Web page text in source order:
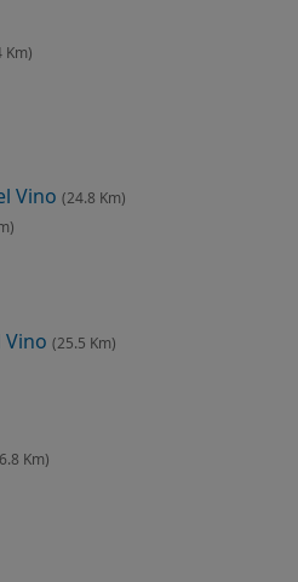
Km)
Vino (24.8 Km)
Vino (25.5 Km)
Km)